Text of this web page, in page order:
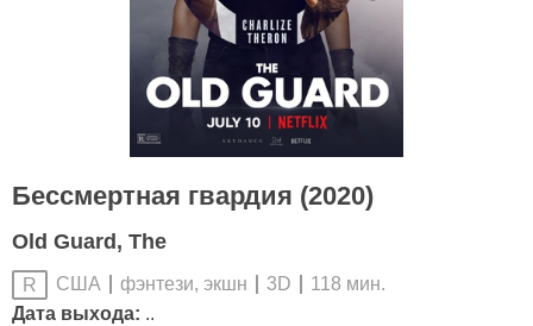
Бессмертная гвардия (2020)
Old Guard, The
R США фэнтези, экшн 3D
118 мин.
Дата выхода: ..